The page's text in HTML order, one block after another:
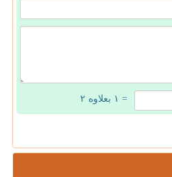
= ۱ بعلاوه ۲